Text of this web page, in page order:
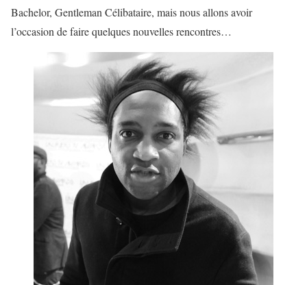
Bachelor, Gentleman Célibataire, mais nous allons avoir
l’occasion de faire quelques nouvelles rencontres…